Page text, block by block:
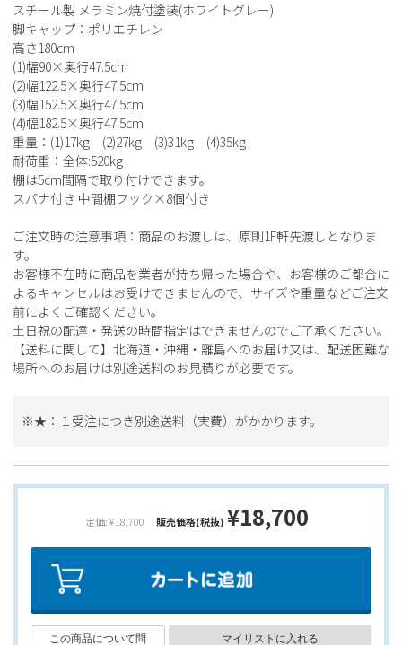
スチール製 メラミン焼付塗装(ホワイトグレー)
脚キャップ：ポリエチレン
高さ180cm
(1)幅90×奥行47.5cm
(2)幅122.5×奥行47.5cm
(3)幅152.5×奥行47.5cm
(4)幅182.5×奥行47.5cm
重量：(1)17kg (2)27kg (3)31kg (4)35kg
耐荷重：全体:520kg
棚は5cm間隔で取り付けできます。
スパナ付き 中間棚フック×8個付き
ご注文時の注意事項：商品のお渡しは、原則1F軒先渡しとなりま
す。
お客様不在時に商品を業者が持ち帰った場合や、お客様のご都合に
よるキャンセルはお受けできませんので、サイズや重量などご注文
前によくご確認ください。
土日祝の配達・発送の時間指定はできませんのでご了承ください。
【送料に関して】北海道・沖縄・離島へのお届け又は、配送困難な
場所へのお届けは別途送料のお見積りが必要です。
※★：１受注につき別途送料（実費）がかかります。
定価: ¥18,700 販売価格(税抜) ¥18,700